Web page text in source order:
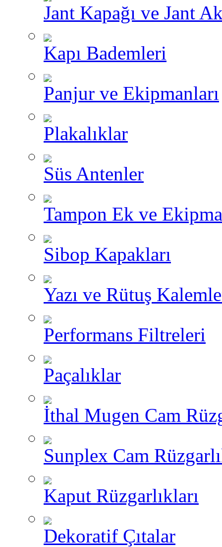
Jant Kapağı ve Jant
Kapı Bademleri
Panjur ve Ekipmanları
Plakalıklar
Süs Antenler
Tampon Ek ve
Sibop Kapakları
Yazı ve Rütuş
Performans Filtreleri
Paçalıklar
İthal Mugen Cam
Sunplex Cam
Kaput Rüzgarlıkları
Dekoratif Çıtalar